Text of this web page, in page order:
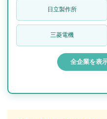
日立製作所
三菱電機
全企業を表